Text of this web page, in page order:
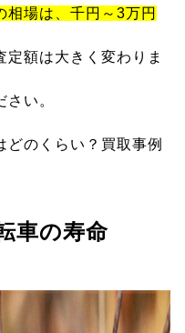
相場は、千円～3万円
額は大きく変わりま
い。
どのくらい？買取事例
車の寿命